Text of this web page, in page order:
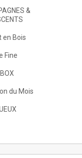
&
Bois
Fine
du Mois